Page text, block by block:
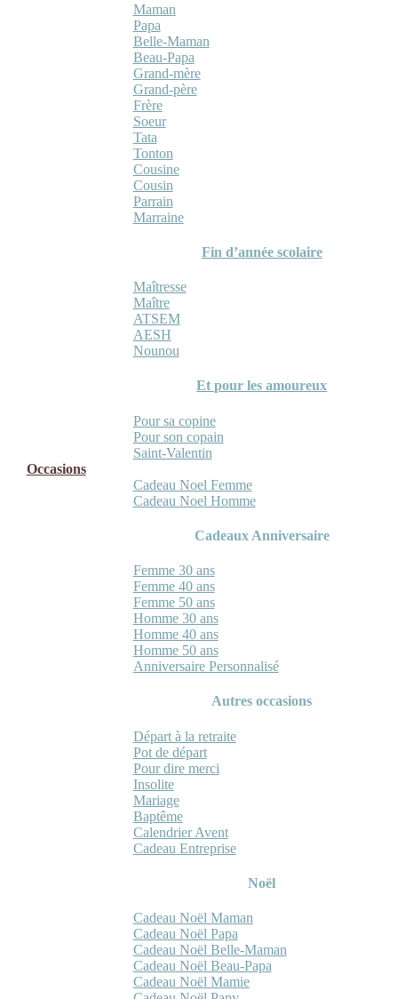
Maman
Papa
Belle-Maman
Beau-Papa
Grand-mère
Grand-père
Frère
Soeur
Tata
Tonton
Cousine
Cousin
Parrain
Marraine
Fin d’année scolaire
Maîtresse
Maître
ATSEM
AESH
Nounou
Et pour les amoureux
Pour sa copine
Pour son copain
Saint-Valentin
Occasions
Cadeau Noel Femme
Cadeau Noel Homme
Cadeaux Anniversaire
Femme 30 ans
Femme 40 ans
Femme 50 ans
Homme 30 ans
Homme 40 ans
Homme 50 ans
Anniversaire Personnalisé
Autres occasions
Départ à la retraite
Pot de départ
Pour dire merci
Insolite
Mariage
Baptême
Calendrier Avent
Cadeau Entreprise
Noël
Cadeau Noël Maman
Cadeau Noël Papa
Cadeau Noël Belle-Maman
Cadeau Noël Beau-Papa
Cadeau Noël Mamie